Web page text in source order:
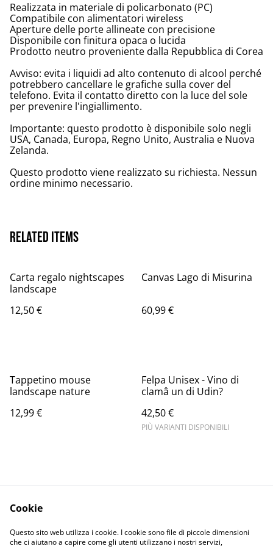
Realizzata in materiale di policarbonato (PC)
Compatibile con alimentatori wireless
Aperture delle porte allineate con precisione
Disponibile con finitura opaca o lucida
Prodotto neutro proveniente dalla Repubblica di Corea
Avviso: evita i liquidi ad alto contenuto di alcool perché
potrebbero cancellare le grafiche sulla cover del
telefono. Evita il contatto diretto con la luce del sole
per prevenire l'ingiallimento.
Importante: questo prodotto è disponibile solo negli
USA, Canada, Europa, Regno Unito, Australia e Nuova
Zelanda.
Questo prodotto viene realizzato su richiesta. Nessun
ordine minimo necessario.
Related items
Carta regalo nightscapes
landscape
12,50 €
Canvas Lago di Misurina
60,99 €
Tappetino mouse
landscape nature
12,99 €
Felpa Unisex - Vino di
clamâ un di Udin?
42,50 €
PIÙ VARIANTI DISPONIBILI
Informativa sulla
privacy
Terms and
conditions
Cookie
Questo sito web utilizza i cookie. I cookie sono file di piccole dimensioni
che ci aiutano a capire come gli utenti utilizzano i nostri servizi,